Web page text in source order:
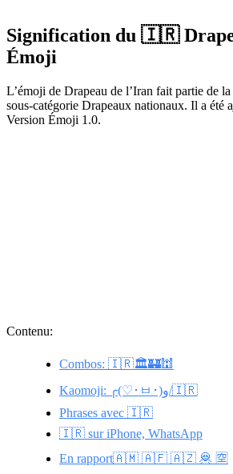
Signification du 🇮🇷
Émoji
L’émoji de Drapeau de l’Iran fait partie de
sous-catégorie Drapeaux nationaux. Il a été
Version Émoji 1.0.
Contenu:
Combos: 🇮🇷🏛️🏰🕍
Kaomoji: ╭(♡･ㅂ･)و/🇮🇷
Phrases avec 🇮🇷
🇮🇷 sur iPhone, WhatsApp
En rapport🇦🇲 🇦🇫 🇦🇿 🦧 🈳